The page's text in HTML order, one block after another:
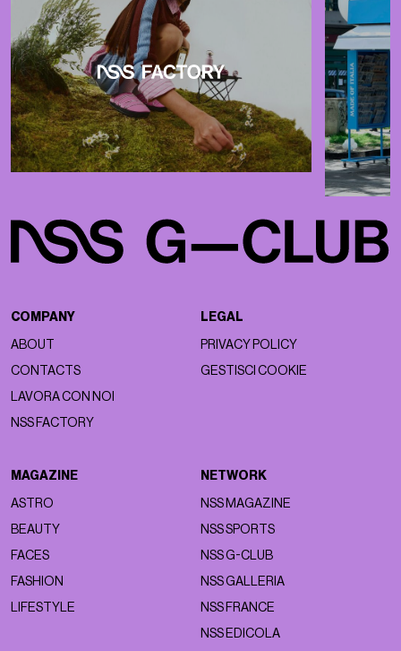
COMPANY
ABOUT
CONTACTS
LAVORA CON NOI
NSS FACTORY
LEGAL
PRIVACY POLICY
GESTISCI COOKIE
MAGAZINE
ASTRO
BEAUTY
FACES
FASHION
LIFESTYLE
NETWORK
NSS MAGAZINE
NSS SPORTS
NSS G-CLUB
NSS GALLERIA
NSS FRANCE
NSS EDICOLA